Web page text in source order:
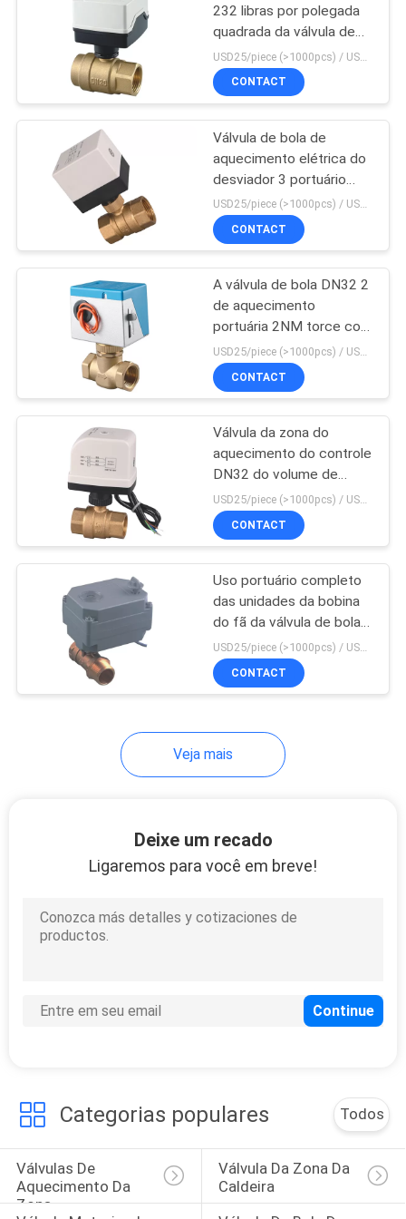
Alojamento do
medidor de água
62
medidor
eletromagnético do
volume de água
Medidor de água
esperto residencial
Bomba de
pneumática
25
Bomba de
diafragma elétrica
tubulação sulcado
31
232 libras por polegada
quadrada da válvula de
bola do aquecimento
DN32 Underfloor
motorizado
CONTACT
Válvula de bola de
aquecimento elétrica do
desviador 3 portuário
com o atuador DN15 do
motor de etapa
USD25/piece (>1000pcs) / USD26.5 (50-1000 pcs) MOQ:50 partes
CONTACT
A válvula de bola DN32 2
de aquecimento
portuária 2NM torce com
motor do atuador
USD25/piece (>1000pcs) / USD26.5 (50-1000 pcs) MOQ:50 partes
CONTACT
Válvula da zona do
aquecimento do controle
DN32 do volume de
água, válvula completa
de bronze de uma
maneira de 232 libras por
CONTACT
Uso portuário completo
das unidades da bobina
do fã da válvula de bola
DN15 do sistema de
condicionamento de ar
CONTACT
Veja mais
Deixe um recado
Ligaremos para você em breve!
Categorias populares Todos
Válvulas De
Aquecimento Da
Zona
Válvula Da Zona Da
Caldeira